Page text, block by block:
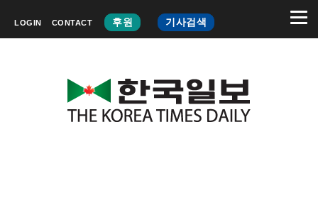
LOGIN CONTACT 후원 기사검색